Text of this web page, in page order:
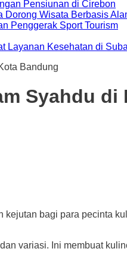
Pensiunan di Cirebon
Wisata Berbasis
Penggerak Sport Tourism
Layanan Kesehatan di
Bandung
Syahdu di
bagi para pecinta
variasi. Ini membuat